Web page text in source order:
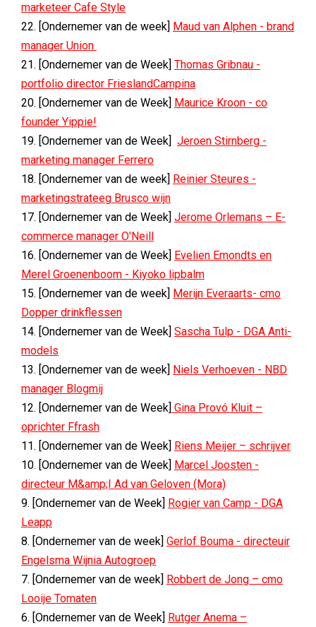
marketeer Cafe Style
22. [Ondernemer van de week] Maud van Alphen - brand
manager Union
21. [Ondernemer van de Week] Thomas Gribnau -
portfolio director FrieslandCampina
20. [Ondernemer van de Week] Maurice Kroon - co
founder Yippie!
19. [Ondernemer van de Week] Jeroen Stirnberg -
marketing manager Ferrero
18. [Ondernemer van de week] Reinier Steures -
marketingstrateeg Brusco wijn
17. [Ondernemer van de Week] Jerome Orlemans – E-
commerce manager O'Neill
16. [Ondernemer van de Week] Evelien Emondts en
Merel Groenenboom - Kiyoko lipbalm
15. [Ondernemer van de week] Merijn Everaarts- cmo
Dopper drinkflessen
14. [Ondernemer van de Week] Sascha Tulp - DGA Anti-
models
13. [Ondernemer van de week] Niels Verhoeven - NBD
manager Blogmij
12. [Ondernemer van de Week] Gina Provó Kluit –
oprichter Ffrash
11. [Ondernemer van de Week] Riens Meijer – schrijver
10. [Ondernemer van de Week] Marcel Joosten -
directeur M&amp;I Ad van Geloven (Mora)
9. [Ondernemer van de Week] Rogier van Camp - DGA
Leapp
8. [Ondernemer van de week] Gerlof Bouma - directeuir
Engelsma Wijnia Autogroep
7. [Ondernemer van de week] Robbert de Jong – cmo
Looije Tomaten
6. [Ondernemer van de Week] Rutger Anema –